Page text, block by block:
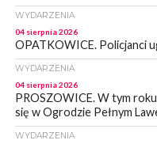
WYDARZENIA
04 sierpnia 2026
OPATKOWICE. Policjanci
WYDARZENIA
04 sierpnia 2026
PROSZOWICE. W tym
się w Ogrodzie Pełnym
WYDARZENIA